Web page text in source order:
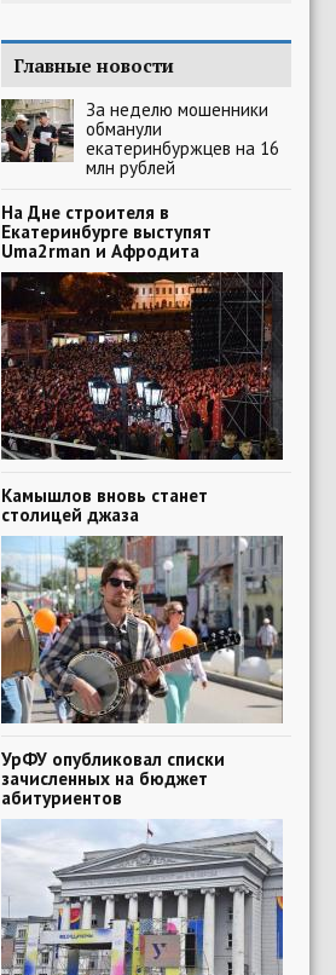
Главные новости
За неделю мошенники
обманули
екатеринбуржцев на 16
млн рублей
На Дне строителя в
Екатеринбурге выступят
Uma2rman и Афродита
Камышлов вновь станет
столицей джаза
УрФУ опубликовал списки
зачисленных на бюджет
абитуриентов